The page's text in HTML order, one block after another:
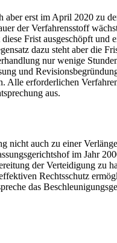
erst im April 2020 zu
der Verfahrensstoff
Frist ausgeschöpft
dazu steht aber
nur wenige
und
erforderlichen
aus.
nicht auch zu einer
im Jahr
der Verteidigung
Rechtsschutz
das